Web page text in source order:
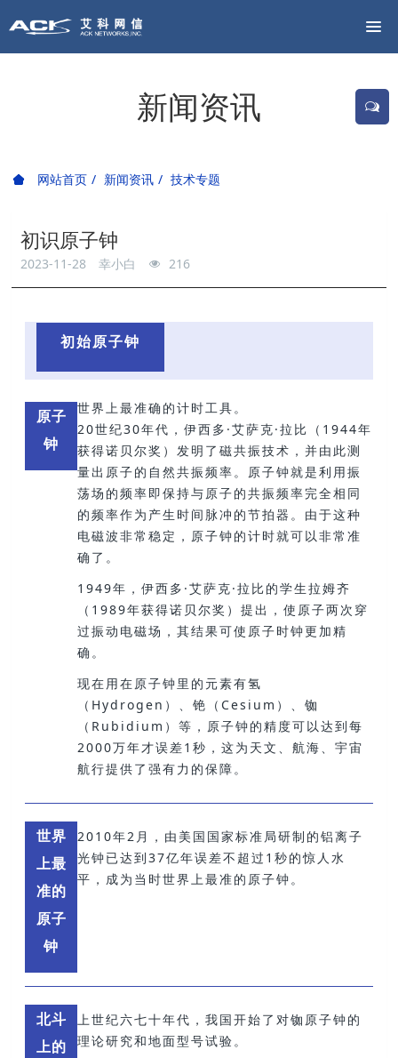
新闻资讯
网站首页 新闻资讯 技术专题
初识原子钟
2023-11-28 幸小白 216
初始原子钟
原子
钟
世界上最准确的计时工具。
20世纪30年代 ，伊西多·艾萨克·拉比（1944年
获得诺贝尔奖）发明了磁共振技术，并由此测
量出原子的自然共振频率。原子钟就是利用振
荡场的频率即保持与原子的共振频率完全相同
的频率作为产生时间脉冲的节拍器。由于这种
电磁波非常稳定，原子钟的计时就可以非常准
确了。
1949年，伊西多·艾萨克·拉比的学生拉姆齐
（1989年获得诺贝尔奖）提出，使原子两次穿
过振动电磁场，其结果可使原子时钟更加精
确。
现在用在原子钟里的元素有氢
（Hydrogen）、铯（Cesium）、铷
（Rubidium）等，原子钟的精度可以达到每
2000万年才误差1秒，这为天文、航海、宇宙
航行提供了强有力的保障。
世界
上最
准的
原子
钟
2010年2月，由美国国家标准局研制的铝离子
光钟已达到37亿年误差不超过1秒的惊人水
平，成为当时世界上最准的原子钟。
北斗
上的
上世纪六七十年代，我国开始了对铷原子钟的
理论研究和地面型号试验。